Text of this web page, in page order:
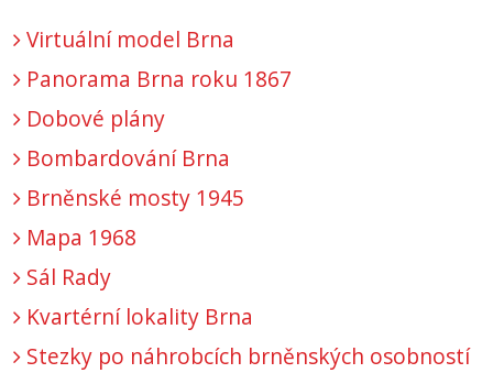
Virtuální model Brna
Panorama Brna roku 1867
Dobové plány
Bombardování Brna
Brněnské mosty 1945
Mapa 1968
Sál Rady
Kvartérní lokality Brna
Stezky po náhrobcích brněnských osobností